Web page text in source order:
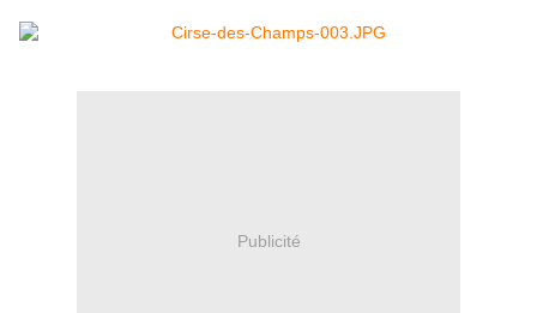
Publicité